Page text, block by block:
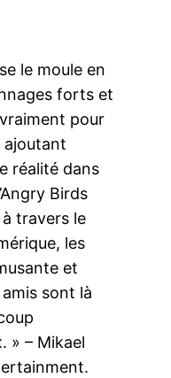
le moule en
forts et
pour
ajoutant
réalité dans
Birds
travers le
les
et
sont là
» – Mikael